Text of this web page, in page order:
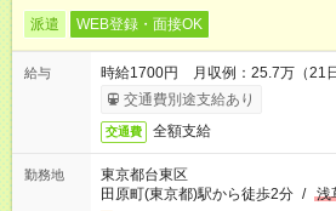
派遣 WEB登録・面接OK
給与
時給1700円 月収例：25.7万（21
交通費別途支給あり
交通費 全額支給
勤務地
東京都台東区
田原町(東京都)駅から徒歩2分 / 浅